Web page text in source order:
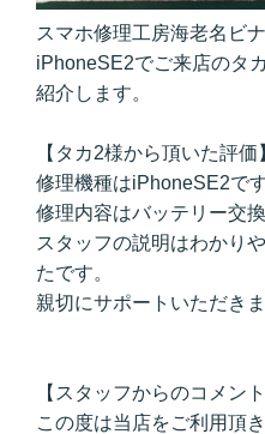
スマホ修理工房海老名ビ
iPhoneSE2でご来店のタ
紹介します。
【タカ2様から頂いた評価
修理機種はiPhoneSE2です
修理内容はバッテリー交
スタッフの説明はわかり
たです。
親切にサポートいただきま
【スタッフからのコメント
この度は当店をご利用頂